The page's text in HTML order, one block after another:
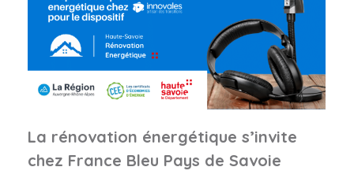
La rénovation énergétique s’invite
chez France Bleu Pays de Savoie